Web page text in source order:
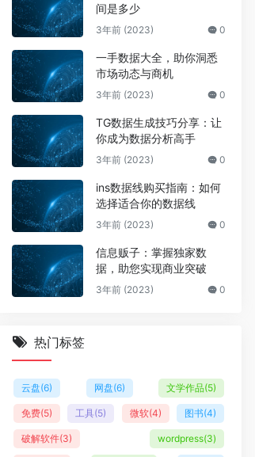
间是多少
3年前 (2023) 0
一手数据大全，助你洞悉
市场动态与商机
3年前 (2023) 0
TG数据生成技巧分享：让
你成为数据分析高手
3年前 (2023) 0
ins数据线购买指南：如何
选择适合你的数据线
3年前 (2023) 0
信息贩子：掌握独家数
据，助您实现商业突破
3年前 (2023) 0
热门标签
云盘(6) 网盘(6) 文学作品(5)
免费(5) 工具(5) 微软(4) 图书(4)
破解软件(3) wordpress(3)